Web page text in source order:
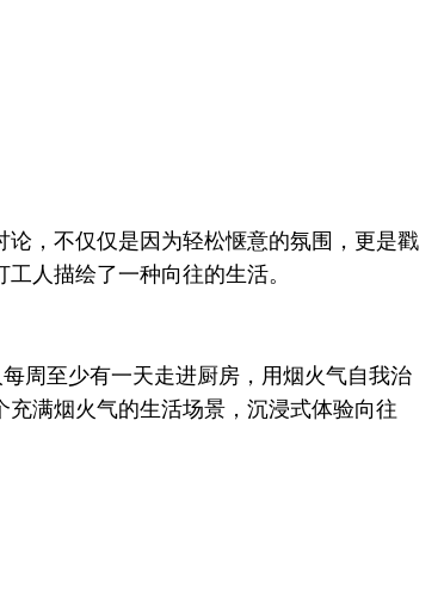
，不仅仅是因为轻松惬意的氛围，更是戳
人描绘了一种向往的生活。
周至少有一天走进厨房，用烟火气自我治
满烟火气的生活场景，沉浸式体验向往